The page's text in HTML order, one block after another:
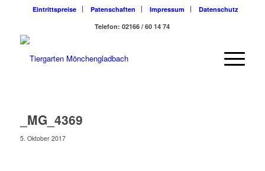
Eintrittspreise Patenschaften Impressum
Datenschutz
Telefon: 02166 / 60 14 74
_MG_4369
5. Oktober 2017